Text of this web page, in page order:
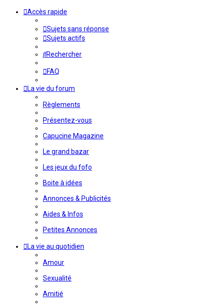
Accès rapide
Sujets sans réponse
Sujets actifs
Rechercher
FAQ
La vie du forum
Règlements
Présentez-vous
Capucine Magazine
Le grand bazar
Les jeux du fofo
Boite à idées
Annonces & Publicités
Aides & Infos
Petites Annonces
La vie au quotidien
Amour
Sexualité
Amitié